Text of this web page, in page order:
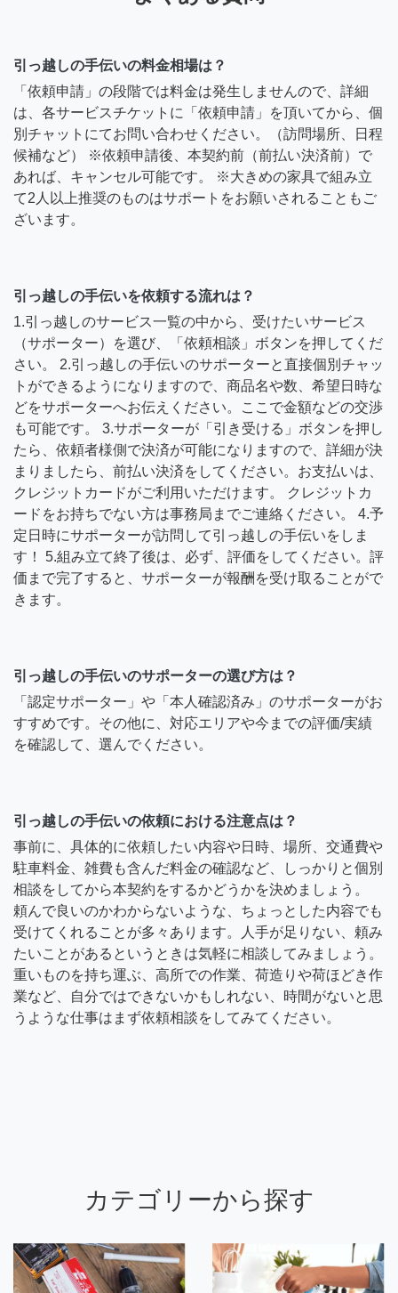
引っ越しの手伝いの料金相場は？
「依頼申請」の段階では料金は発生しませんので、詳細
は、各サービスチケットに「依頼申請」を頂いてから、個
別チャットにてお問い合わせください。（訪問場所、日程
候補など） ※依頼申請後、本契約前（前払い決済前）で
あれば、キャンセル可能です。 ※大きめの家具で組み立
て2人以上推奨のものはサポートをお願いされることもご
ざいます。
引っ越しの手伝いを依頼する流れは？
1.引っ越しのサービス一覧の中から、受けたいサービス
（サポーター）を選び、「依頼相談」ボタンを押してくだ
さい。 2.引っ越しの手伝いのサポーターと直接個別チャッ
トができるようになりますので、商品名や数、希望日時な
どをサポーターへお伝えください。ここで金額などの交渉
も可能です。 3.サポーターが「引き受ける」ボタンを押し
たら、依頼者様側で決済が可能になりますので、詳細が決
まりましたら、前払い決済をしてください。お支払いは、
クレジットカードがご利用いただけます。 クレジットカ
ードをお持ちでない方は事務局までご連絡ください。 4.予
定日時にサポーターが訪問して引っ越しの手伝いをしま
す！ 5.組み立て終了後は、必ず、評価をしてください。評
価まで完了すると、サポーターが報酬を受け取ることがで
きます。
引っ越しの手伝いのサポーターの選び方は？
「認定サポーター」や「本人確認済み」のサポーターがお
すすめです。その他に、対応エリアや今までの評価/実績
を確認して、選んでください。
引っ越しの手伝いの依頼における注意点は？
事前に、具体的に依頼したい内容や日時、場所、交通費や
駐車料金、雑費も含んだ料金の確認など、しっかりと個別
相談をしてから本契約をするかどうかを決めましょう。
頼んで良いのかわからないような、ちょっとした内容でも
受けてくれることが多々あります。人手が足りない、頼み
たいことがあるというときは気軽に相談してみましょう。
重いものを持ち運ぶ、高所での作業、荷造りや荷ほどき作
業など、自分ではできないかもしれない、時間がないと思
うような仕事はまず依頼相談をしてみてください。
カテゴリーから探す